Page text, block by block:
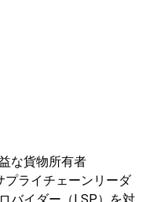
な貨物所有者
プライチェーンリーダ